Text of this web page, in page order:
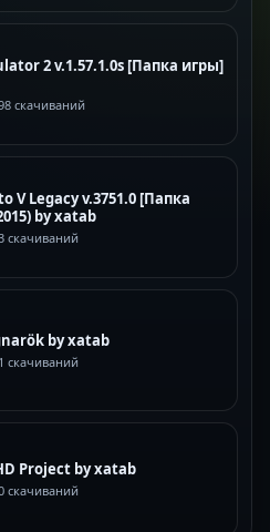
2 v.1.57.1.0s [Папка игры]
скачиваний
V Legacy v.3751.0 [Папка
by xatab
скачиваний
by xatab
скачиваний
Project by xatab
скачиваний